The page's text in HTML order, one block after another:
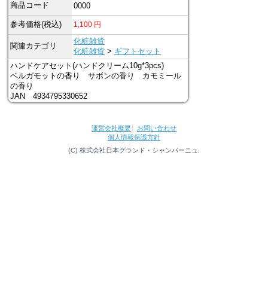
商品コード 0000
参考価格(税込) 1,100 円
関連カテゴリ
化粧雑貨
化粧雑貨 > ギフトセット
ハンドケアセット(ハンドクリーム10g*3pcs)
ベルガモットの香り サボンの香り カモミール
の香り
JAN 4934795330652
運営会社概要
お問い合わせ
個人情報保護方針
(C) 株式会社日本グランド・シャンパーニュ.